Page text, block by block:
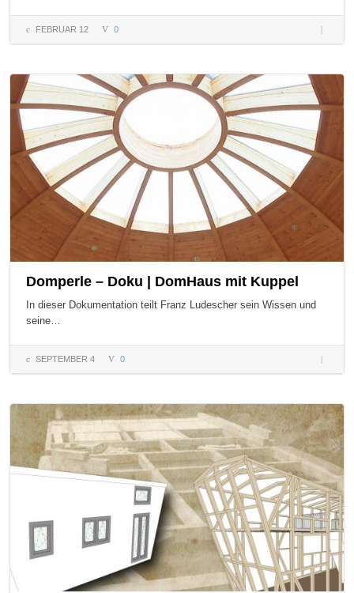
FEBRUAR 12 0
ein
Natur
Domperle – Doku | DomHaus mit Kuppel
In dieser Dokumentation teilt Franz Ludescher sein Wissen und
seine…
SEPTEMBER 4 0
– Doku |
mit
Kuppel